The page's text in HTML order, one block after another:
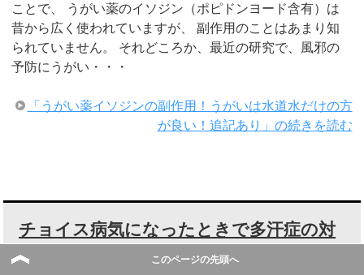
ことで、 うがい薬のイソジン（ポピドンヨード含有）は
昔から広く使われていますが、 副作用のことはあまり知
られていません。 それどころか、最近の研究で、風邪の
予防にうがい・・・
「うがい薬イソジンの副作用！うがいは水道水だけの方
が良い！追記あり」の続きを読む
チョイス病気になったときで多汗症の対
処法を藤本智子さんが紹介！
このページの先頭へ